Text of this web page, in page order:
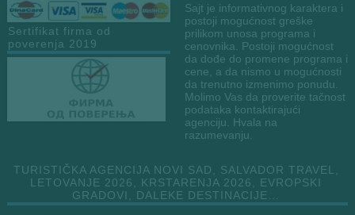
Sertifikat firma od
poverenja 2019
Sajt je informativnog karaktera i
postoji mogućnost greške
prilikom unosa programa i
cenovnika. Postoji mogućnost
da dođe do promene programa i
cene, a da nismo u mogućnosti
da trenutno izmenimo ponudu.
Molimo Vas da proverite tačnost
podataka kontaktirajući
agenciju. Hvala na
razumevanju.
TURISTIČKA AGENCIJA NOVI SAD, SALVADOR TRAVEL,
LETOVANJE 2026, KRSTARENJA 2026, EVROPSKI
GRADOVI, DALEKE DESTINACIJE…